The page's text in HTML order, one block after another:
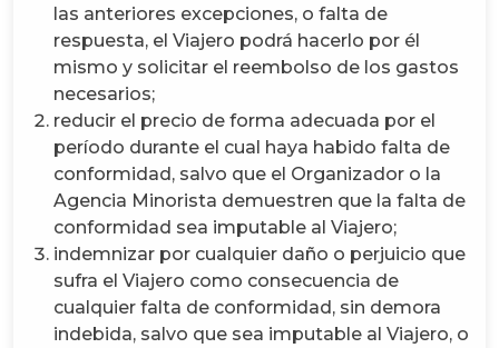
las anteriores excepciones, o falta de
respuesta, el Viajero podrá hacerlo por él
mismo y solicitar el reembolso de los gastos
necesarios;
reducir el precio de forma adecuada por el
período durante el cual haya habido falta de
conformidad, salvo que el Organizador o la
Agencia Minorista demuestren que la falta de
conformidad sea imputable al Viajero;
indemnizar por cualquier daño o perjuicio que
sufra el Viajero como consecuencia de
cualquier falta de conformidad, sin demora
indebida, salvo que sea imputable al Viajero, o